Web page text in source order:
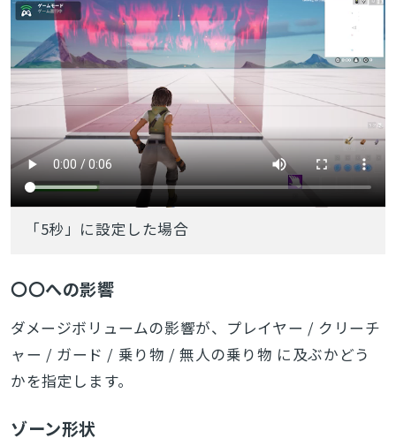
「5秒」に設定した場合
〇〇への影響
ダメージボリュームの影響が、プレイヤー / クリーチ
ャー / ガード / 乗り物 / 無人の乗り物 に及ぶかどう
かを指定します。
ゾーン形状